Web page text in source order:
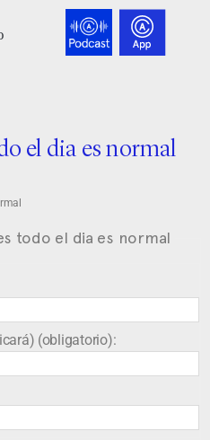
el dia es normal
todo el dia es normal
(obligatorio):